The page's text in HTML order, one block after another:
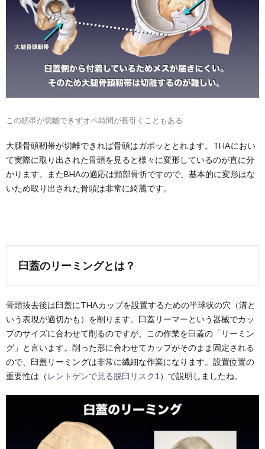
この靭帯が切離できずオペ時間が長引くこともある
大腿骨頭靭帯が切離できれば骨頭はガポッととれます。THAにおい
て実際に取り出された骨頭を見ると様々に変形しているのが直に分
かります。またBHAの適応は頸部骨折ですので、基本的に変形はな
いため取り出された骨頭は非常に綺麗です。
臼蓋のリーミングとは？
骨頭抜去後は臼蓋にTHAカップを設置するための半球状の穴（溝と
いう表現が適切かも）を削ります。臼蓋リーマーという器械でカッ
プのサイズに合わせて削るのですが、この作業を臼蓋の「リーミン
グ」と言います。削った形に合わせてカップがそのまま固定される
ので、臼蓋リーミングは非常に繊細な作業になります。設置位置の
重要性は（ レントゲンで見る脱臼リスク1 ）で説明しましたね。